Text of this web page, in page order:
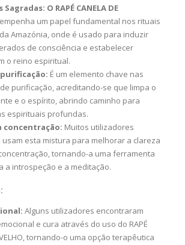
Sagradas: O RAPÉ CANELA DE
um papel fundamental nos rituais
Amazónia, onde é usado para induzir
de consciência e estabelecer
o reino espiritual.
É um elemento chave nas
purificação, acreditando-se que limpa o
e o espírito, abrindo caminho para
espirituais profundas.
concentração: Muitos utilizadores
esta mistura para melhorar a clareza
tornando-a uma ferramenta
a introspeção e a meditação.
Alguns utilizadores encontraram
e cura através do uso do RAPÉ
VELHO, tornando-o uma opção terapêutica